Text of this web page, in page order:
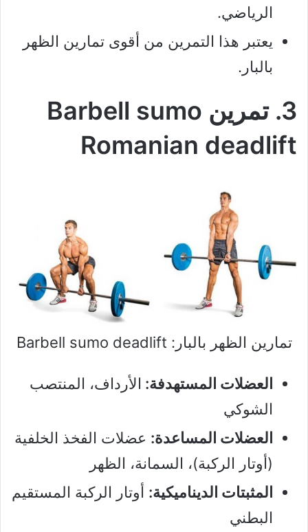
الرياضي.
يعتبر هذا التمرين من أقوى تمارين الظهر
بالبار.
3. تمرين Barbell sumo
Romanian deadlift
تمارين الظهر بالبار: Barbell sumo deadlift
العضلات المستهدفة: الأرداف، المنتصب
الشوكي
العضلات المساعدة: عضلات الفخذ الخلفية
(أوتار الركبة)، السمانة، الظهر
المثبتات الديناميكية: أوتار الركبة المستقيم
البطني